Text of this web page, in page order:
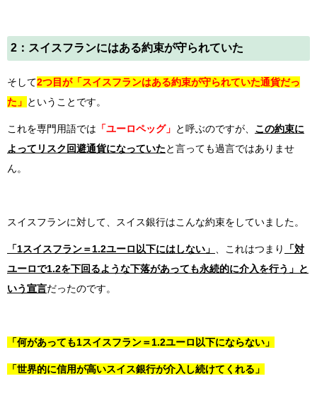
2：スイスフランにはある約束が守られていた
そして2つ目が「スイスフランはある約束が守られていた通貨だっ
た」 ということです。
これを専門用語では 「ユーロペッグ」 と呼ぶのですが、 この約束に
よってリスク回避通貨になっていたと言っても過言ではありませ
ん。
スイスフランに対して、スイス銀行はこんな約束をしていました。
「1スイスフラン＝1.2ユーロ以下にはしない」 、これはつまり
「対
ユーロで1.2を下回るような下落があっても永続的に介入を行う」と
いう宣言だったのです。
「何があっても1スイスフラン＝1.2ユーロ以下にならない」
「世界的に信用が高いスイス銀行が介入し続けてくれる」